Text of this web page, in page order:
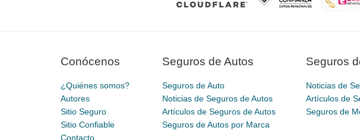
Conócenos
¿Quiénes somos?
Autores
Sitio Seguro
Sitio Confiable
Contacto
Seguros de Autos
Seguros de Auto
Noticias de Seguros de Autos
Artículos de Seguros de Autos
Seguros de Autos por Marca
Seguros
Noticias de
Artículos de
Seguros de